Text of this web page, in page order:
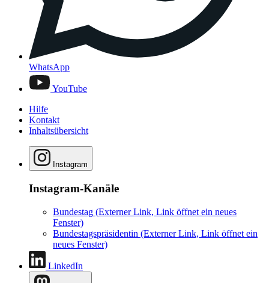
WhatsApp
YouTube
Hilfe
Kontakt
Inhaltsübersicht
Instagram
Instagram-Kanäle
Bundestag (Externer Link, Link öffnet ein neues
Fenster)
Bundestagspräsidentin (Externer Link, Link öffnet ein
neues Fenster)
LinkedIn